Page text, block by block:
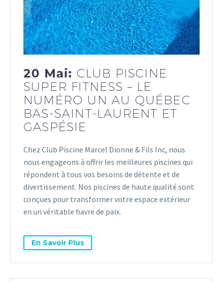
20 Mai: CLUB PISCINE
SUPER FITNESS – LE
NUMÉRO UN AU QUÉBEC
BAS-SAINT-LAURENT ET
GASPÉSIE
Chez Club Piscine Marcel Dionne & Fils Inc, nous
nous engageons à offrir les meilleures piscines qui
répondent à tous vos besoins de détente et de
divertissement. Nos piscines de haute qualité sont
conçues pour transformer votre espace extérieur
en un véritable havre de paix.
En Savoir Plus